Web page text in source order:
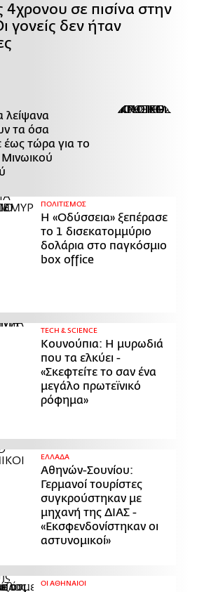
4χρονου σε πισίνα στην
γονείς δεν ήταν
λείψανα
τα όσα
έως τώρα για το
ΠΟΛΙΤΙΣΜΟΣ
Η «Οδύσσεια» ξεπέρασε
το 1 δισεκατομμύριο
δολάρια στο παγκόσμιο
box office
ΤECH & SCIENCE
Κουνούπια: Η μυρωδιά
που τα ελκύει -
«Σκεφτείτε το σαν ένα
μεγάλο πρωτεϊνικό
ρόφημα»
ΕΛΛΑΔΑ
Αθηνών-Σουνίου:
Γερμανοί τουρίστες
συγκρούστηκαν με
μηχανή της ΔΙΑΣ -
«Εκσφενδονίστηκαν οι
αστυνομικοί»
ΟΙ ΑΘΗΝΑΙΟΙ